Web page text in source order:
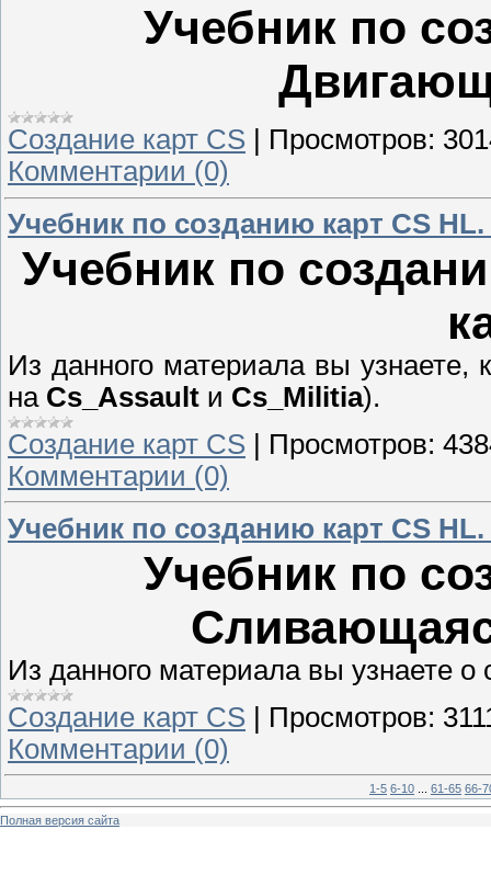
Учебник по
Создание карт CS Просмотров:
Комментарии (0)
Учебник по созданию карт CS
Учебник по
Из данного материала вы узнаете,
на Cs_Assault и Cs_Militia).
Создание карт CS
Просмотров:
Комментарии (0)
Учебник по созданию карт CS
Учебник по
Из данного материала вы узнаете
Создание карт CS | Просмотров:
Комментарии (0)
1-5 6-10 61-65 66-
Полная версия сайта